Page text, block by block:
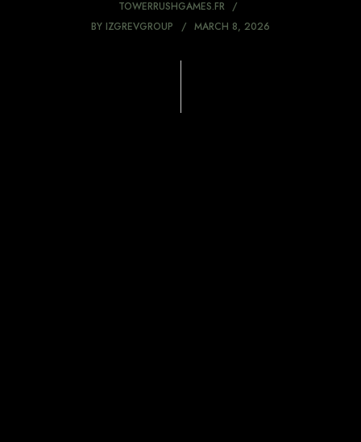
TOWERRUSHGAMES.FR
BY IZGREVGROUP MARCH 8, 2026